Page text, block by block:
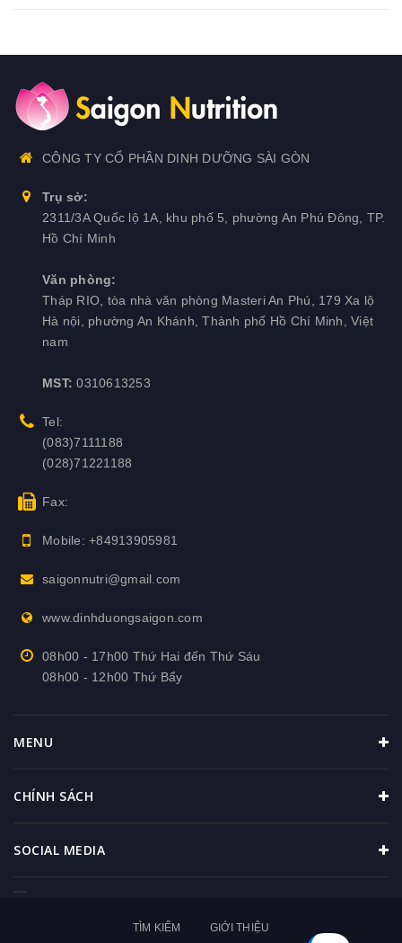
Nhóm acid béo mạch trung (MCFA)
Nhóm Probiotic (men vi sinh)
Nhóm khoáng hữu cơ
Nhóm Beta glucan - Nucleotide
Nhóm thảo dược
Nhóm acid amin
Nhóm chất chống mốc
Nhóm chống oxy hóa
Nhóm hấp phụ độc tố
CÔNG TY CỔ PHẦN DINH DƯỠNG SÀI GÒN
Trụ sở:
2311/3A Quốc lộ 1A, khu phố 5, phường An Phú Đông, TP.
Hồ Chí Minh
Văn phòng:
Tháp RIO, tòa nhà văn phòng Masteri An Phú, 179 Xa lộ
Hà nội, phường An Khánh, Thành phố Hồ Chí Minh, Việt
nam
MST: 0310613253
Tel:
(083)7111188
(028)71221188
Fax:
Mobile: +84913905981
saigonnutri@gmail.com
www.dinhduongsaigon.com
08h00 - 17h00 Thứ Hai đến Thứ Sáu
08h00 - 12h00 Thứ Bẩy
MENU
CHÍNH SÁCH
SOCIAL MEDIA
TÌM KIẾM GIỚI THIỆU